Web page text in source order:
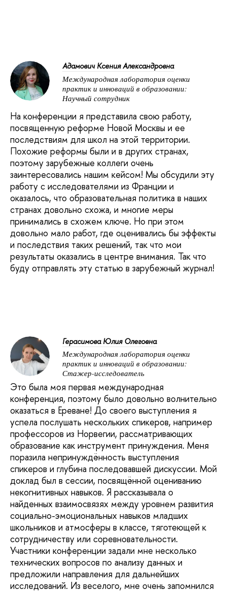
Адамович Ксения Александровна
Международная лаборатория оценки
практик и инноваций в образовании:
Научный сотрудник
На конференции я представила свою работу,
посвященную реформе Новой Москвы и ее
последствиям для школ на этой территории.
Похожие реформы были и в других странах,
поэтому зарубежные коллеги очень
заинтересовались нашим кейсом! Мы обсудили эту
работу с исследователями из Франции и
оказалось, что образовательная политика в наших
странах довольно схожа, и многие меры
принимались в схожем ключе. Но при этом
довольно мало работ, где оценивались бы эффекты
и последствия таких решений, так что мои
результаты оказались в центре внимания. Так что
буду отправлять эту статью в зарубежный журнал!
Герасимова Юлия Олеговна
Международная лаборатория оценки
практик и инноваций в образовании:
Стажер-исследователь
Это была моя первая международная
конференция, поэтому было довольно волнительно
оказаться в Ереване! До своего выступления я
успела послушать нескольких спикеров, например
профессоров из Норвегии, рассматривающих
образование как инструмент принуждения. Меня
поразила непринуждённость выступления
спикеров и глубина последовавшей дискуссии. Мой
доклад был в сессии, посвящённой оцениванию
некогнитивных навыков. Я рассказывала о
найденных взаимосвязях между уровнем развития
социально-эмоциональных навыков младших
школьников и атмосферы в классе, тяготеющей к
сотрудничеству или соревновательности.
Участники конференции задали мне несколько
технических вопросов по анализу данных и
предложили направления для дальнейших
исследований. Из веселого, мне очень запомнился